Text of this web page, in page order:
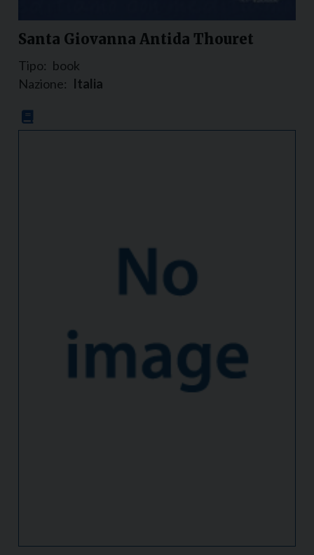
Santa Giovanna Antida Thouret
Tipo: book
Nazione: Italia